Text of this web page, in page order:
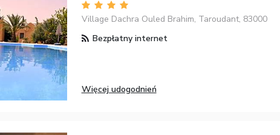
Village Dachra Ouled Brahim, Taroudant, 83000
Bezpłatny internet
Więcej udogodnień